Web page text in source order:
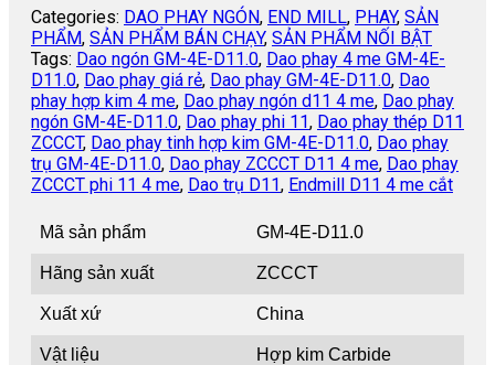
Categories: DAO PHAY NGÓN, END MILL, PHAY, SẢN
PHẨM, SẢN PHẨM BÁN CHẠY, SẢN PHẨM NỐI BẬT
Tags: Dao ngón GM-4E-D11.0, Dao phay 4 me GM-4E-
D11.0, Dao phay giá rẻ, Dao phay GM-4E-D11.0, Dao
phay hợp kim 4 me, Dao phay ngón d11 4 me, Dao phay
ngón GM-4E-D11.0, Dao phay phi 11, Dao phay thép D11
ZCCCT, Dao phay tinh hợp kim GM-4E-D11.0, Dao phay
trụ GM-4E-D11.0, Dao phay ZCCCT D11 4 me, Dao phay
ZCCCT phi 11 4 me, Dao trụ D11, Endmill D11 4 me cắt
Mã sản phẩm GM-4E-D11.0
Hãng sản xuất ZCCCT
Xuất xứ China
Vật liệu Hợp kim Carbide